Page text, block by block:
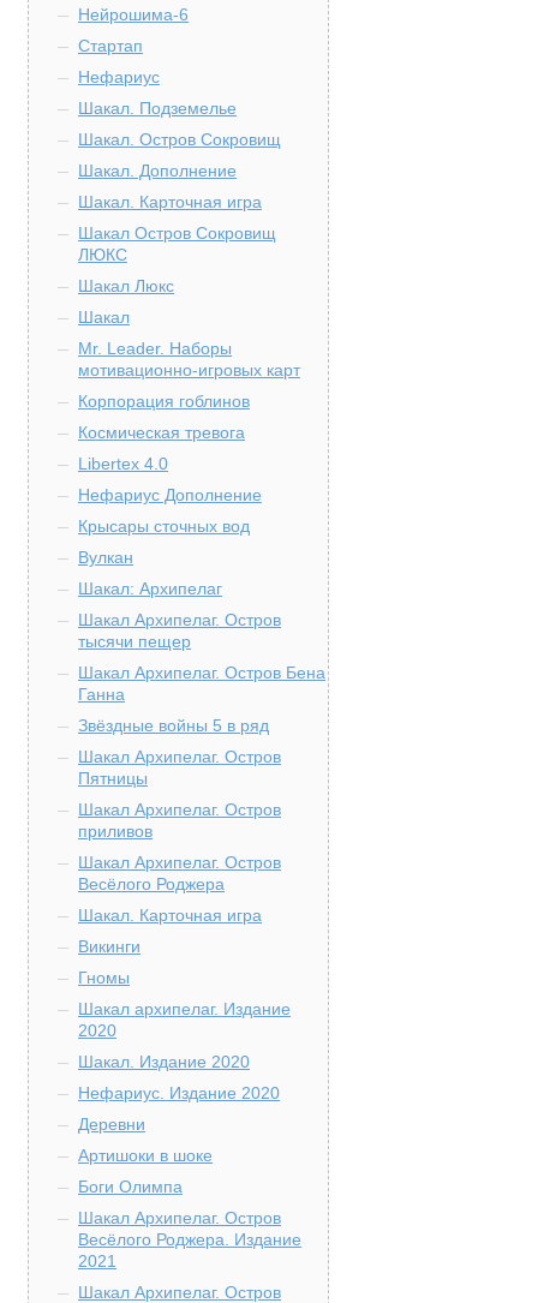
Нейрошима-6
Стартап
Нефариус
Шакал. Подземелье
Шакал. Остров Сокровищ
Шакал. Дополнение
Шакал. Карточная игра
Шакал Остров Сокровищ
ЛЮКС
Шакал Люкс
Шакал
Mr. Leader. Наборы
мотивационно-игровых карт
Корпорация гоблинов
Космическая тревога
Libertex 4.0
Нефариус Дополнение
Крысары сточных вод
Вулкан
Шакал: Архипелаг
Шакал Архипелаг. Остров
тысячи пещер
Шакал Архипелаг. Остров Бена
Ганна
Звёздные войны 5 в ряд
Шакал Архипелаг. Остров
Пятницы
Шакал Архипелаг. Остров
приливов
Шакал Архипелаг. Остров
Весёлого Роджера
Шакал. Карточная игра
Викинги
Гномы
Шакал архипелаг. Издание
2020
Шакал. Издание 2020
Нефариус. Издание 2020
Деревни
Артишоки в шоке
Боги Олимпа
Шакал Архипелаг. Остров
Весёлого Роджера. Издание
2021
Шакал Архипелаг. Остров